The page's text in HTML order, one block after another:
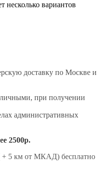
несколько вариантов
доставку по Москве и
при получении
административных
2500р.
+ 5 км от МКАД) бесплатно